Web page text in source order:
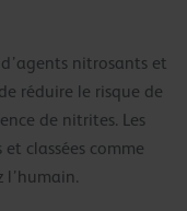
nitrosants et
réduire le risque de
de nitrites. Les
classées comme
l’humain.